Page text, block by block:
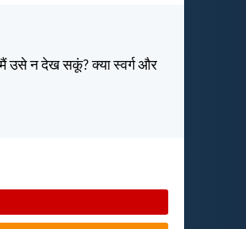
मैं उसे न देख सकूं? क्या स्वर्ग और